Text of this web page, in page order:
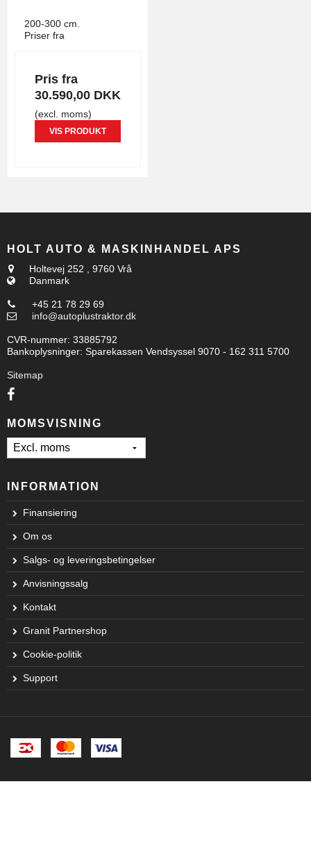
200-300 cm.
Priser fra
Pris fra
30.590,00 DKK
(excl. moms)
VIS PRODUKT
HOLT AUTO & MASKINHANDEL APS
Holtevej 252
9760 Vrå
Danmark
+45 21 78 29 69
info@autoplustraktor.dk
CVR-nummer: 33885792
Bankoplysninger: Sparekassen Vendsyssel 9070 - 162 311 5700
Sitemap
MOMSVISNING
INFORMATION
Finansiering
Om os
Salgs- og leveringsbetingelser
Anvisningssalg
Kontakt
Granit Partnershop
Cookie-politik
Support